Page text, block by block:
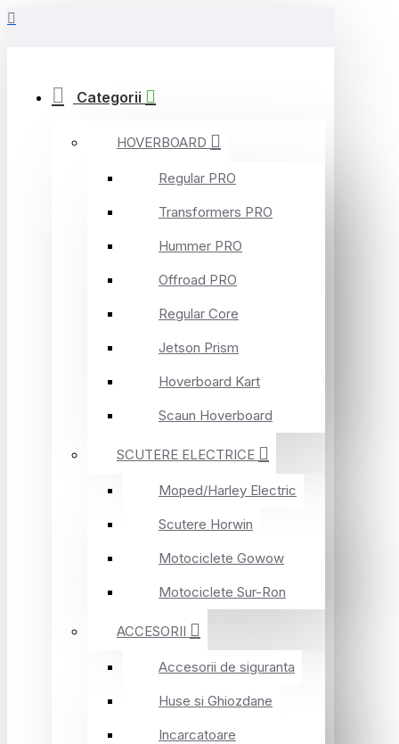
Categorii
HOVERBOARD
Regular PRO
Transformers PRO
Hummer PRO
Offroad PRO
Regular Core
Jetson Prism
Hoverboard Kart
Scaun Hoverboard
SCUTERE ELECTRICE
Moped/Harley Electric
Scutere Horwin
Motociclete Gowow
Motociclete Sur-Ron
ACCESORII
Accesorii de siguranta
Huse si Ghiozdane
Incarcatoare